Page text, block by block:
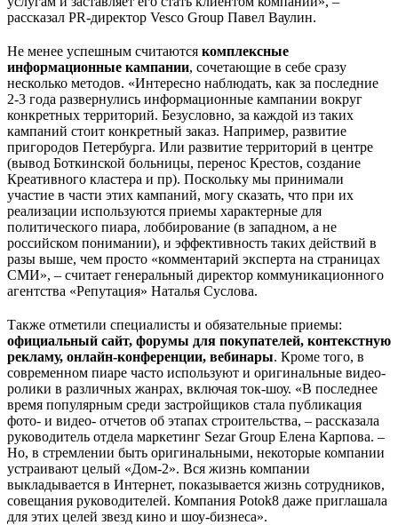
рассказал PR-директор Vesco Group Павел Ваулин.
Не менее успешным считаются комплексные
информационные кампании, сочетающие в себе сразу
несколько методов. «Интересно наблюдать, как за последние
2-3 года развернулись информационные кампании вокруг
конкретных территорий. Безусловно, за каждой из таких
кампаний стоит конкретный заказ. Например, развитие
пригородов Петербурга. Или развитие территорий в центре
(вывод Боткинской больницы, перенос Крестов, создание
Креативного кластера и пр). Поскольку мы принимали
участие в части этих кампаний, могу сказать, что при их
реализации используются приемы характерные для
политического пиара, лоббирование (в западном, а не
российском понимании), и эффективность таких действий в
разы выше, чем просто «комментарий эксперта на страницах
СМИ», – считает генеральный директор коммуникационного
агентства «Репутация» Наталья Суслова.
Также отметили специалисты и обязательные приемы:
официальный сайт, форумы для покупателей, контекстную
рекламу, онлайн-конференции, вебинары. Кроме того, в
современном пиаре часто используют и оригинальные видео-
ролики в различных жанрах, включая ток-шоу. «В последнее
время популярным среди застройщиков стала публикация
фото- и видео- отчетов об этапах строительства, – рассказала
руководитель отдела маркетинг Sezar Group Елена Карпова. –
Но, в стремлении быть оригинальными, некоторые компании
устраивают целый «Дом-2». Вся жизнь компании
выкладывается в Интернет, показывается жизнь сотрудников,
совещания руководителей. Компания Potok8 даже приглашала
для этих целей звезд кино и шоу-бизнеса».